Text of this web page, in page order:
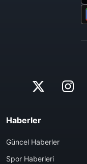
Haberler
Güncel Haberler
Spor Haberleri